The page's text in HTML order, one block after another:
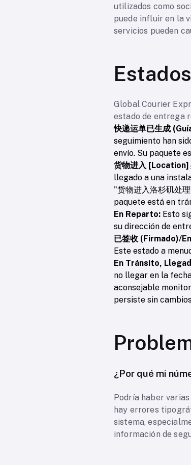
utilizados como
puede influir en la
servicios pueden
Global Courier
estado de entrega
快递运单已生成
seguimiento han
envío. Su paquete
货物进入
llegado a una
"货物进入洛杉矶处
paquete está en
En Reparto: Esto
su dirección de
已签收 (Firmado)/
Este estado a
En Tránsito,
no llegar en la
aconsejable
persiste sin
¿Por qué mi
Podría haber
hay errores
sistema,
información de